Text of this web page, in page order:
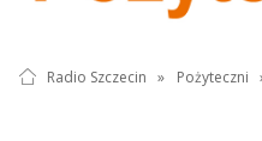
Radio Szczecin » Pożyteczni